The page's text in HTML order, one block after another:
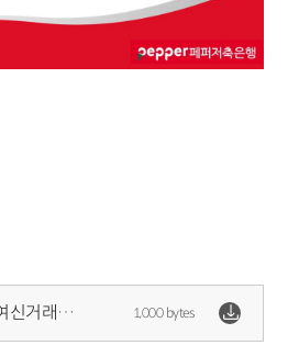
상호저축은행여신거래기본약관.pdf 1,000 bytes